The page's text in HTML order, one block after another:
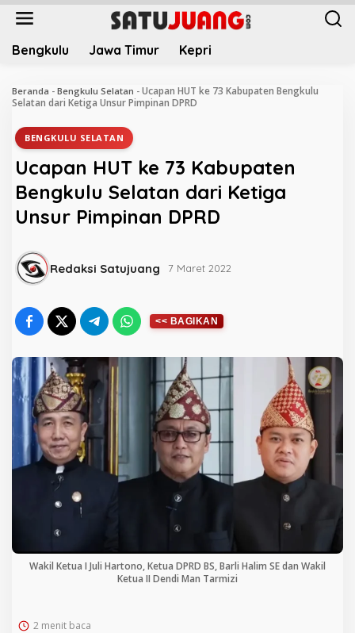
L
Bengkulu Jawa Timur Kepri
Beranda - Bengkulu Selatan - Ucapan HUT ke 73 Kabupaten Bengkulu
Selatan dari Ketiga Unsur Pimpinan DPRD
BENGKULU SELATAN
Ucapan HUT ke 73 Kabupaten
Bengkulu Selatan dari Ketiga
Unsur Pimpinan DPRD
Redaksi Satujuang 7 Maret 2022
Wakil Ketua I Juli Hartono, Ketua DPRD BS, Barli Halim SE dan Wakil
Ketua II Dendi Man Tarmizi
2 menit baca